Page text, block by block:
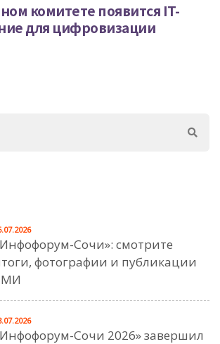
комитете появится IT-
для цифровизации
Сочи»: смотрите
фотографии и публикации
Сочи 2026» завершил